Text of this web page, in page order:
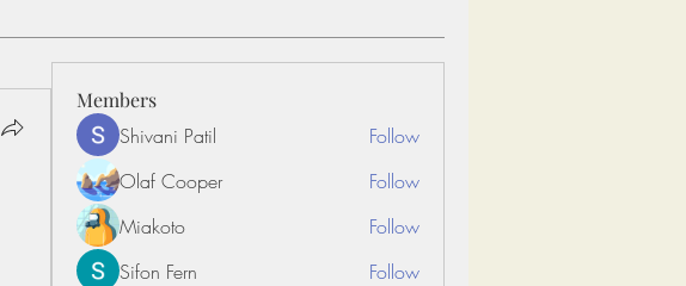
Members
Shivani Patil
Follow
Olaf Cooper
Follow
Miakoto
Follow
Sifon Fern
Follow